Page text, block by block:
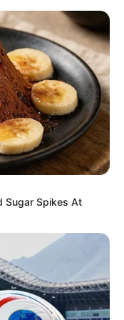
PMU du jour
BRETAGNE
Sugar Spikes At